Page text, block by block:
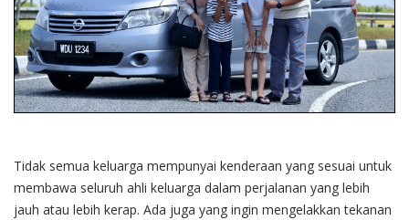
Tidak semua keluarga mempunyai kenderaan yang sesuai untuk
membawa seluruh ahli keluarga dalam perjalanan yang lebih
jauh atau lebih kerap. Ada juga yang ingin mengelakkan tekanan